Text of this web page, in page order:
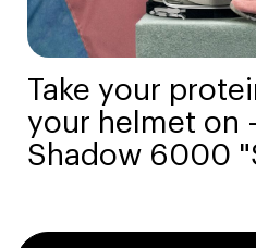
Take your
your helmet on
Shadow 6000